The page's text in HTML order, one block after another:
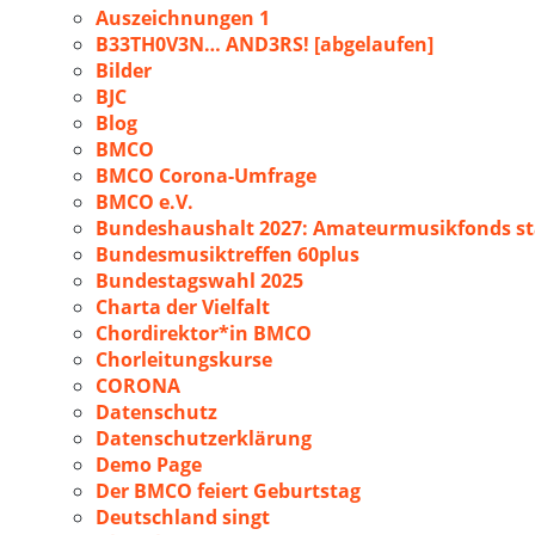
Auszeichnungen 1
B33TH0V3N… AND3RS! [abgelaufen]
Bilder
BJC
Blog
BMCO
BMCO Corona-Umfrage
BMCO e.V.
Bundeshaushalt 2027: Amateurmusikfonds
Bundesmusiktreffen 60plus
Bundestagswahl 2025
Charta der Vielfalt
Chordirektor*in BMCO
Chorleitungskurse
CORONA
Datenschutz
Datenschutzerklärung
Demo Page
Der BMCO feiert Geburtstag
Deutschland singt